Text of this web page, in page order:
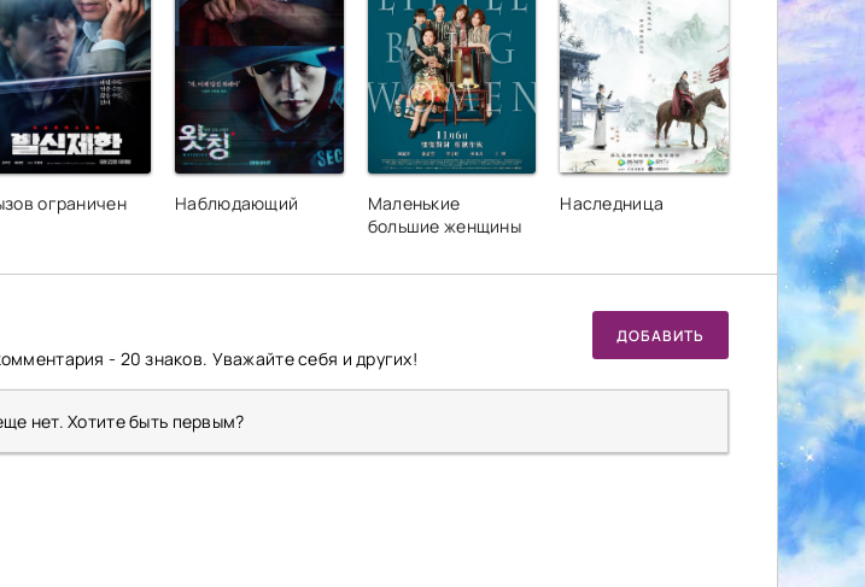
ограничен Наблюдающий
Маленькие
большие женщины
Наследница
- 20 знаков. Уважайте себя и других!
ДОБАВИТЬ
нет. Хотите быть первым?